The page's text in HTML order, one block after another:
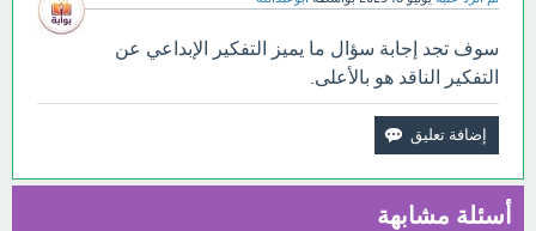
سوف تجد إجابة سؤال ما يميز التفكير الإبداعي عن
التفكير الناقد هو بالأعلى.
أسئلة مشابهة